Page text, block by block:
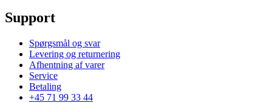
Support
Spørgsmål og svar
Levering og returnering
Afhentning af varer
Service
Betaling
+45 71 99 33 44